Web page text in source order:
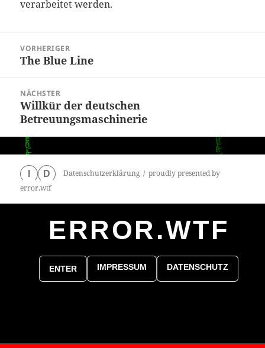
verarbeitet werden.
VORHERIGER
Vorheriger
The Blue Line
NÄCHSTER
Nächster
Beitrag:
Willkür der deutschen
Betreuungsmaschinerie
D Datenschutzerklärung
proudly presented by
error.wtf
ERROR.WTF
ENTER IMPRESSUM DATENSCHUTZ